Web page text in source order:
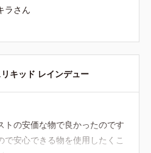
ラさん
キッド レインデュー
トの安価な物で良かったのです
安心できる物を使用したくこ